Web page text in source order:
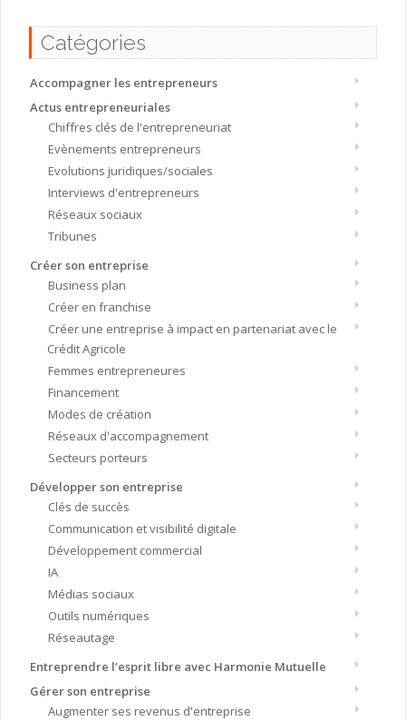
Catégories
Accompagner les entrepreneurs
Actus entrepreneuriales
Chiffres clés de l'entrepreneuriat
Evènements entrepreneurs
Evolutions juridiques/sociales
Interviews d'entrepreneurs
Réseaux sociaux
Tribunes
Créer son entreprise
Business plan
Créer en franchise
Créer une entreprise à impact en partenariat avec le
Crédit Agricole
Femmes entrepreneures
Financement
Modes de création
Réseaux d'accompagnement
Secteurs porteurs
Développer son entreprise
Clés de succès
Communication et visibilité digitale
Développement commercial
IA
Médias sociaux
Outils numériques
Réseautage
Entreprendre l’esprit libre avec Harmonie Mutuelle
Gérer son entreprise
Augmenter ses revenus d'entreprise